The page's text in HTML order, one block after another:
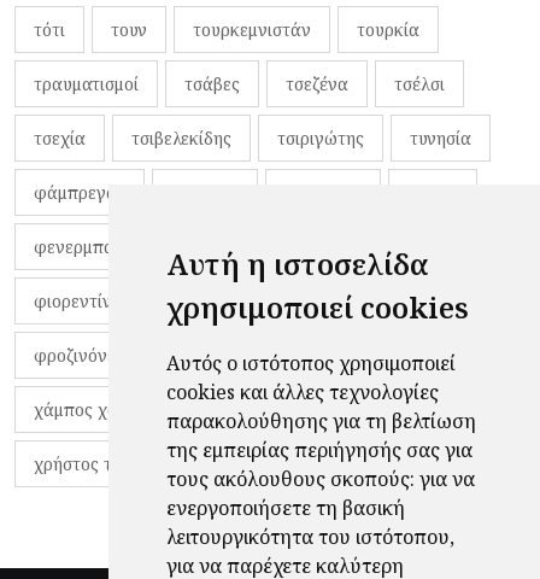
Αυτή η ιστοσελίδα
χρησιμοποιεί cookies
Αυτός ο ιστότοπος χρησιμοποιεί
cookies και άλλες τεχνολογίες
παρακολούθησης για τη βελτίωση
της εμπειρίας περιήγησής σας για
τους ακόλουθους σκοπούς: για να
ενεργοποιήσετε τη βασική
λειτουργικότητα του ιστότοπου,
για να παρέχετε καλύτερη
τότι τουν τουρκεμνιστάν τουρκία
τραυματισμοί τσάβες τσεζένα τσέλσι
τσεχία τσιβελεκίδης τσιριγώτης τυνησία
φάμπρεγας
φενερμπαχτσέ φερνάντο τόρες φίλαθλοι
φιορεντίνα φιρμίνο φρανκ ντε μπουρ
φροζινόνε φωκικός χαβίτο
χάμπος χαραλάμπους χάρι πότερ
χρήστος τζόλης